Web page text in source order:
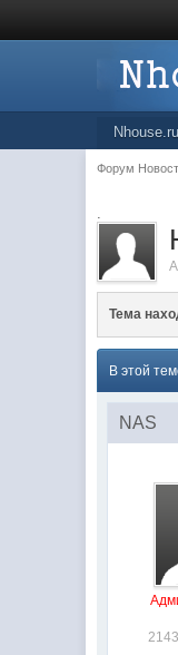
Nhouse.ru
Форум
.
Тема
В этой
NAS